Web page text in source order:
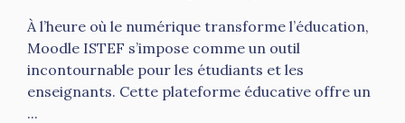
À l’heure où le numérique transforme l’éducation,
Moodle ISTEF s’impose comme un outil
incontournable pour les étudiants et les
enseignants. Cette plateforme éducative offre un
...